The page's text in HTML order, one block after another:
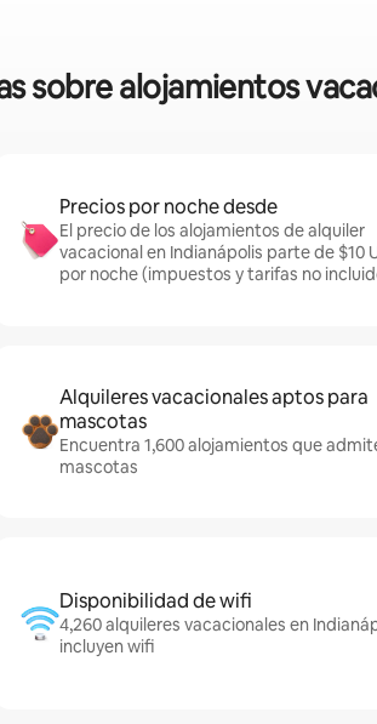
sobre alojamientos
Precios por noche desde
El precio de los alojamientos de alquiler
vacacional en Indianápolis parte de $10
por noche (impuestos y tarifas no
Alquileres vacacionales aptos para
mascotas
Encuentra 1,600 alojamientos que
mascotas
Disponibilidad de wifi
4,260 alquileres vacacionales en
incluyen wifi